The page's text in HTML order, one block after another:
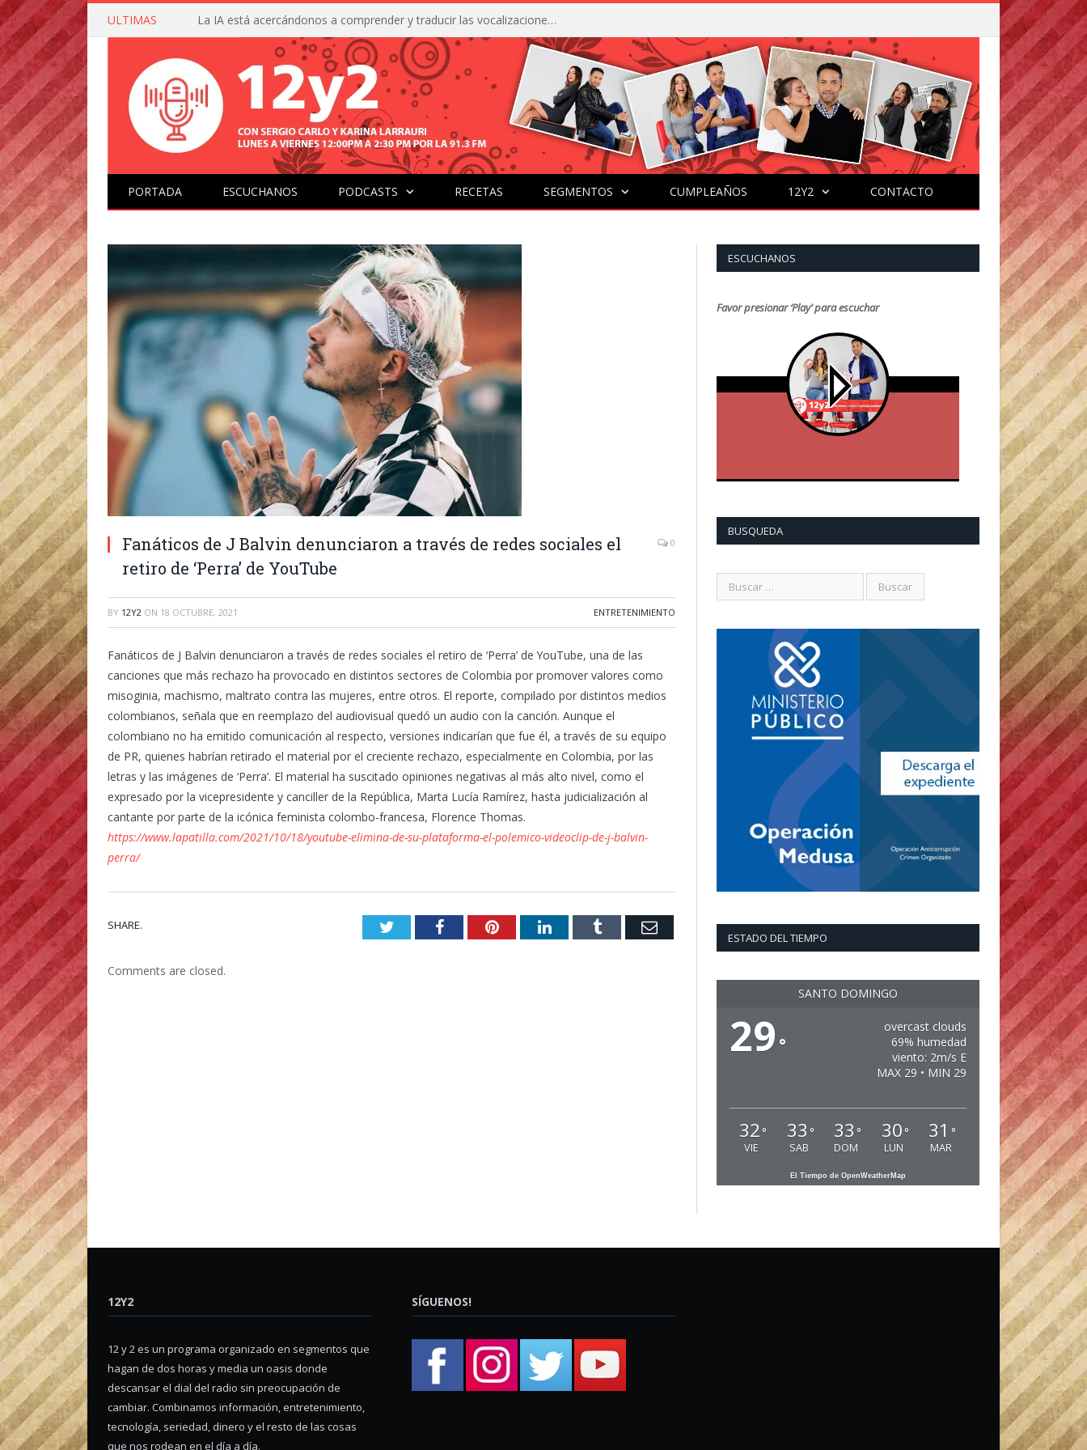
ULTIMAS La IA está acercándonos a comprender y traducir las vocalizaciones y comportamientos de nuestras mascotas
PORTADA ESCUCHANOS PODCASTS RECETAS SEGMENTOS CUMPLEAÑOS 12Y2 CONTACTO
Fanáticos de J Balvin denunciaron a través de redes sociales el
retiro de ‘Perra’ de YouTube
0
BY 12Y2 ON 18 OCTUBRE, 2021 ENTRETENIMIENTO
Fanáticos de J Balvin denunciaron a través de redes sociales el retiro de ‘Perra’ de YouTube, una de las
canciones que más rechazo ha provocado en distintos sectores de Colombia por promover valores como
misoginia, machismo, maltrato contra las mujeres, entre otros. El reporte, compilado por distintos medios
colombianos, señala que en reemplazo del audiovisual quedó un audio con la canción. Aunque el
colombiano no ha emitido comunicación al respecto, versiones indicarían que fue él, a través de su equipo
de PR, quienes habrían retirado el material por el creciente rechazo, especialmente en Colombia, por las
letras y las imágenes de ‘Perra’. El material ha suscitado opiniones negativas al más alto nivel, como el
expresado por la vicepresidente y canciller de la República, Marta Lucía Ramírez, hasta judicialización al
cantante por parte de la icónica feminista colombo-francesa, Florence Thomas.
https://www.lapatilla.com/2021/10/18/youtube-elimina-de-su-plataforma-el-polemico-videoclip-de-j-balvin-
perra/
SHARE. TwitterFacebookPinterestLinkedInTumblr Email
Comments are closed.
ESCUCHANOS
Favor presionar ‘Play’ para escuchar
BUSQUEDA
ESTADO DEL TIEMPO
SANTO DOMINGO
29 °
overcast clouds
69% humedad
viento: 2m/s E
MAX 29 • MIN 29
32 °
VIE
33 °
SAB
33 °
DOM
30 °
LUN
31 °
MAR
El Tiempo de OpenWeatherMap
12Y2
12 y 2 es un programa organizado en segmentos que
hagan de dos horas y media un oasis donde
descansar el dial del radio sin preocupación de
cambiar. Combinamos información, entretenimiento,
tecnología, seriedad, dinero y el resto de las cosas
que nos rodean en el día a día.
SÍGUENOS!